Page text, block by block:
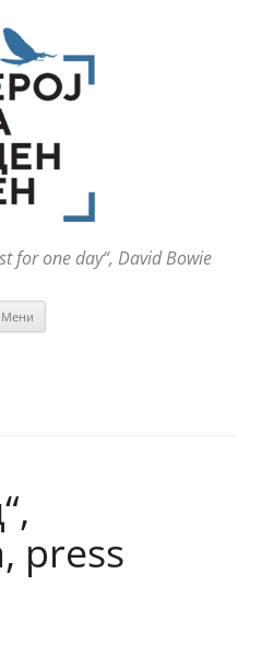
for one day“, David Bowie
Мени
press